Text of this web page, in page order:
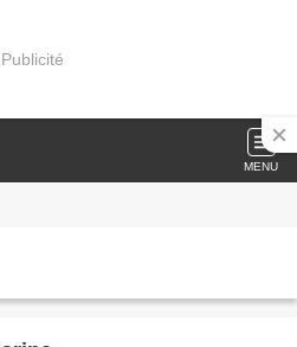
Publicité
MENU